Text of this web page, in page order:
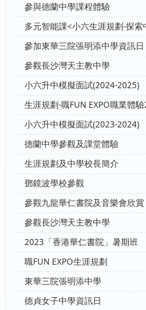
參與德蘭中學課程體驗
多元智能課<小六生涯規劃-探索
參加東華三院張明添中學資訊日
參觀長沙灣天主教中學
小六升中模擬面試(2024-2025)
生涯規劃-職FUN EXPO職業體
小六升中模擬面試(2023-2024)
德蘭中學參觀及課堂體驗
生涯規劃及中學校長簡介
鄧鏡波學校參觀
參觀九龍華仁書院及音樂會欣賞
參觀長沙灣天主教中學
2023「香港華仁書院」暑期班
職FUN EXPO生涯規劃
東華三院張明添中學
德貞女子中學資訊日